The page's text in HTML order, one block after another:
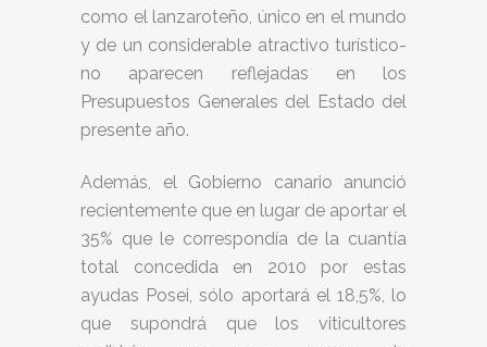
como el lanzaroteño, único en el mundo
y de un considerable atractivo turístico-
no aparecen reflejadas en los
Presupuestos Generales del Estado del
presente año.
Además, el Gobierno canario anunció
recientemente que en lugar de aportar el
35% que le correspondía de la cuantía
total concedida en 2010 por estas
ayudas Posei, sólo aportará el 18,5%, lo
que supondrá que los viticultores